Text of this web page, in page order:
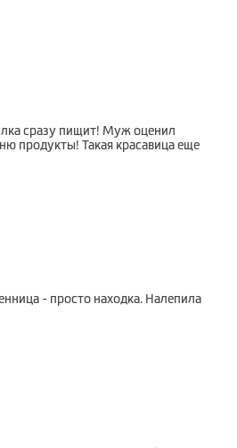
сразу пищит! Муж оценил
продукты! Такая красавица еще
- просто находка. Налепила